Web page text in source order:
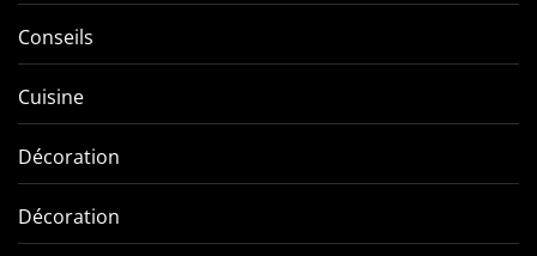
Conseils
Cuisine
Décoration
Décoration